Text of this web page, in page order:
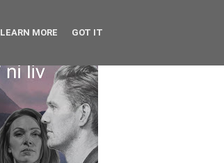
LEARN MORE GOT IT